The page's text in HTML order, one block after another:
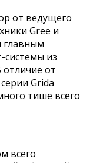
от ведущего
Gree и
главным
системы из
отличие от
Grida
тише всего
всего